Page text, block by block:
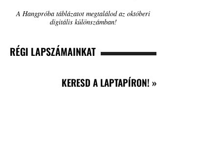
A Hangpróba táblázatot megtalálod az októberi
digitális különszámban!
RÉGI LAPSZÁMAINKAT
KERESD A LAPTAPÍRON! »